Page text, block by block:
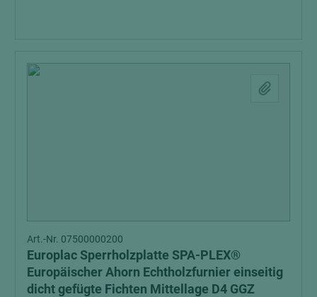
Art.-Nr. 07500000200
Europlac Sperrholzplatte SPA-PLEX®
Europäischer Ahorn Echtholzfurnier einseitig
dicht gefügte Fichten Mittellage D4 GGZ